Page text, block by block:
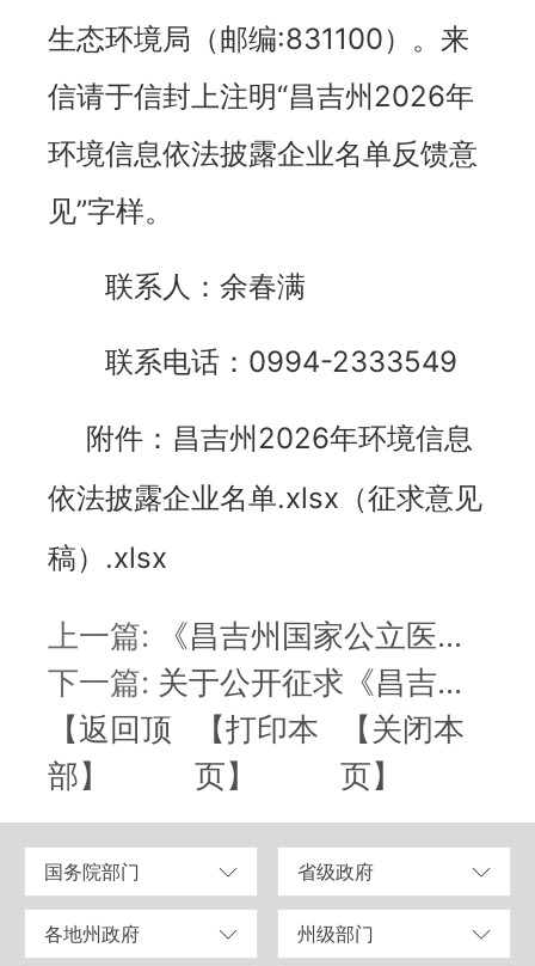
生态环境局（邮编:831100）。来
信请于信封上注明“昌吉州2026年
环境信息依法披露企业名单反馈意
见”字样。
联系人：余春满
联系电话：0994-2333549
附件：昌吉州2026年环境信息
依法披露企业名单.xlsx（征求意见
稿）.xlsx
上一篇:
《昌吉州国家公立医...
下一篇: 关于公开征求《昌吉...
【返回顶
部】
【打印本
页】
【关闭本
页】
国务院部门 省级政府
各地州政府 州级部门